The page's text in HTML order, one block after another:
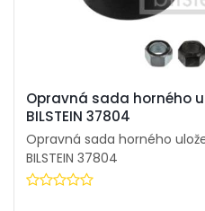
Opravná sada horného
BILSTEIN 37804
Opravná sada horného
BILSTEIN 37804